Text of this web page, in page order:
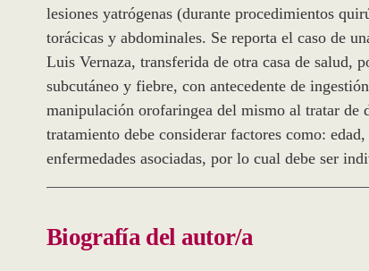
lesiones yatrógenas (durante procedimientos
torácicas y abdominales. Se reporta el caso de
Luis Vernaza, transferida de otra casa de salud,
subcutáneo y fiebre, con antecedente de
manipulación orofaringea del mismo al tratar de
tratamiento debe considerar factores como:
enfermedades asociadas, por lo cual debe ser
Biografía del autor/a